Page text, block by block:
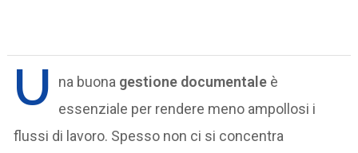
U na buona gestione documentale è
essenziale per rendere meno ampollosi i
flussi di lavoro. Spesso non ci si concentra